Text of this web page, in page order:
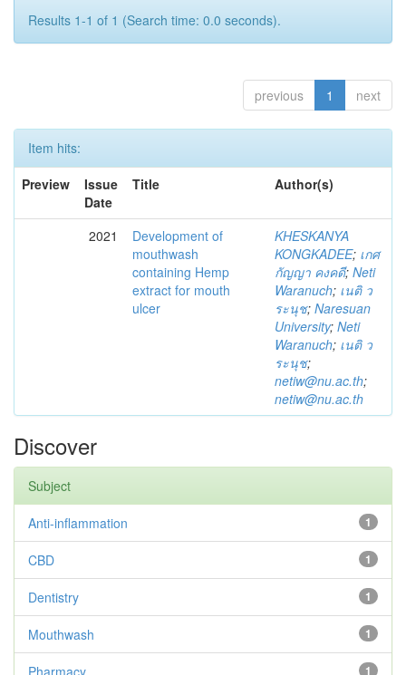
Results 1-1 of 1 (Search time: 0.0 seconds).
previous 1 next
Item hits:
Preview
Issue
Date
Title Author(s)
2021
Development of
mouthwash
containing Hemp
extract for mouth
ulcer
KHESKANYA
KONGKADEE; เกศ
กัญญา คงคดี; Neti
Waranuch; เนติ ว
ระนุช; Naresuan
University; Neti
Waranuch; เนติ ว
ระนุช;
netiw@nu.ac.th;
netiw@nu.ac.th
Discover
Subject
1
Anti-inflammation
1
CBD
1
Dentistry
1
Mouthwash
1
Pharmacy